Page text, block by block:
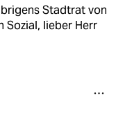
Stadtrat von
Sozial, lieber Herr